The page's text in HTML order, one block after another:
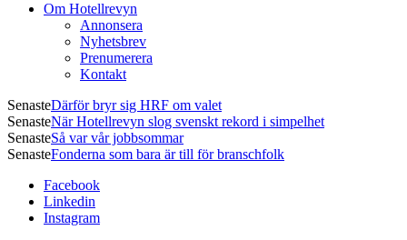
Om Hotellrevyn
Annonsera
Nyhetsbrev
Prenumerera
Kontakt
SenasteDärför bryr sig HRF om valet
SenasteNär Hotellrevyn slog svenskt rekord i simpelhet
SenasteSå var vår jobbsommar
SenasteFonderna som bara är till för branschfolk
Facebook
Linkedin
Instagram